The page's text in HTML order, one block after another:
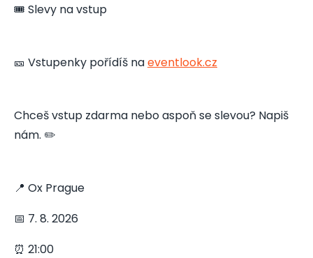
🎟️ Slevy na vstup
🎫 Vstupenky pořídíš naeventlook.cz
Chceš vstup zdarma nebo aspoň se slevou? Napiš
nám. ✏️
📍 Ox Prague
📅 7. 8. 2026
⏰ 21:00